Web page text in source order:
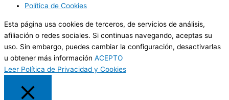
Política de Cookies
Esta página usa cookies de terceros, de servicios de análisis,
afiliación o redes sociales. Si continuas navegando, aceptas su
uso. Sin embargo, puedes cambiar la configuración, desactivarlas
u obtener más información ACEPTO
Leer Política de Privacidad y Cookies